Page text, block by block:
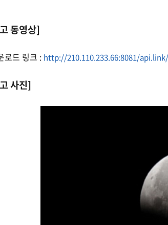
동영상]
로드 링크 : http://210.110.233.66:8081/
사진]